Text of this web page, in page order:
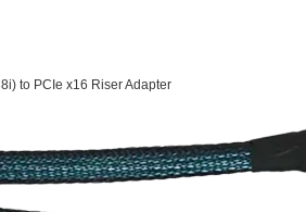
to PCIe x16 Riser Adapter